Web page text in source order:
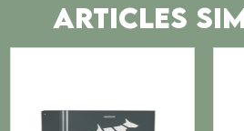
ARTICLES